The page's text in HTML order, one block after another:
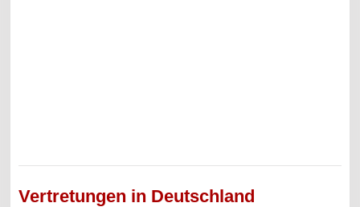
Vertretungen in Deutschland